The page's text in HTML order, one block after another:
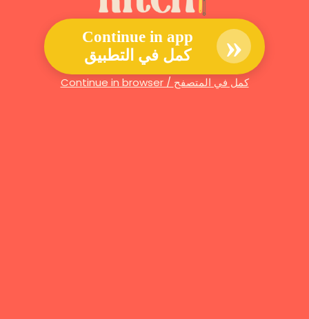
Continue in app
كمل في التطبيق
»
Continue in browser / كمل في المتصفح